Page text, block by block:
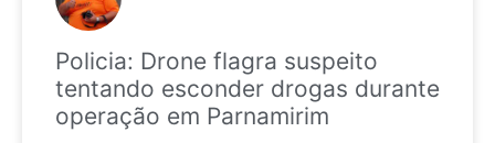
Policia: Drone flagra suspeito
tentando esconder drogas durante
operação em Parnamirim